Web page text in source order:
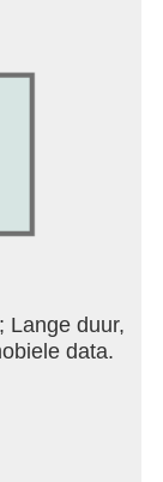
Lange duur,
data.